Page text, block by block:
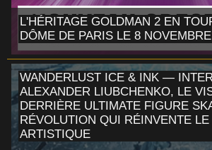
L'HÉRITAGE GOLDMAN 2 EN
DÔME DE PARIS LE 8
WANDERLUST ICE & INK —
ALEXANDER LIUBCHENKO, LE
DERRIÈRE ULTIMATE FIGURE
RÉVOLUTION QUI RÉINVENTE LE
ARTISTIQUE